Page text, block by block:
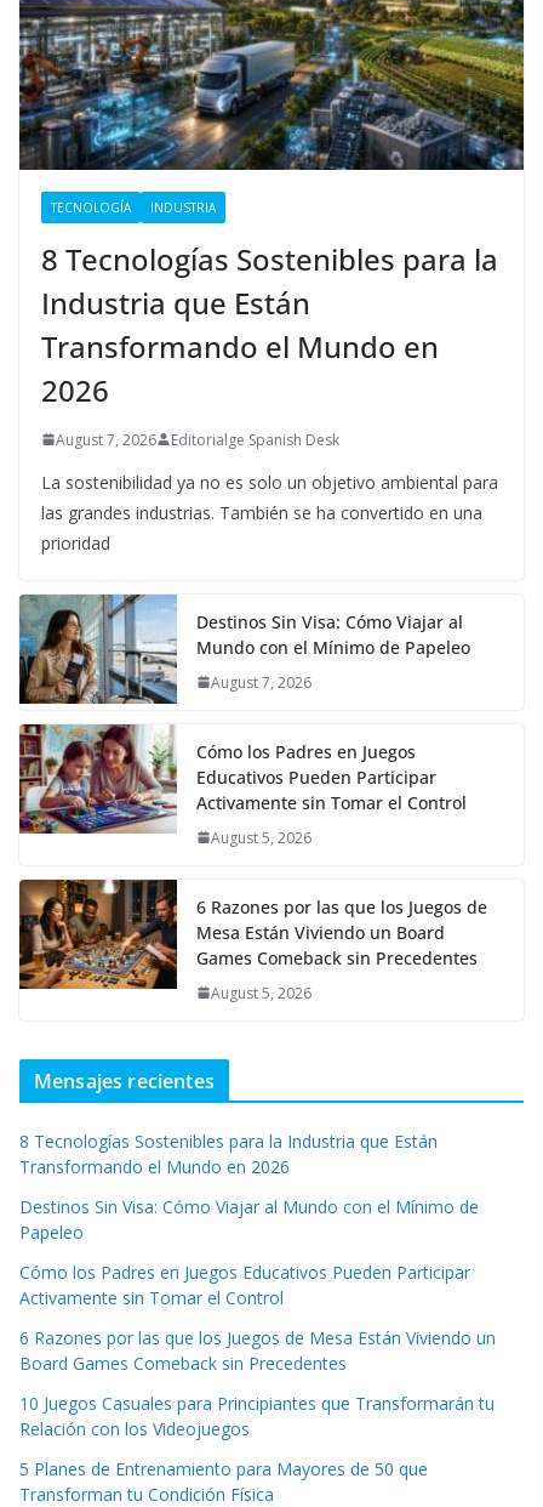
TECNOLOGÍA INDUSTRIA
8 Tecnologías Sostenibles para la
Industria que Están
Transformando el Mundo en
2026
August 7, 2026 Editorialge Spanish Desk
La sostenibilidad ya no es solo un objetivo ambiental para
las grandes industrias. También se ha convertido en una
prioridad
Destinos Sin Visa: Cómo Viajar al
Mundo con el Mínimo de Papeleo
August 7, 2026
Cómo los Padres en Juegos
Educativos Pueden Participar
Activamente sin Tomar el Control
August 5, 2026
6 Razones por las que los Juegos de
Mesa Están Viviendo un Board
Games Comeback sin Precedentes
August 5, 2026
Mensajes recientes
8 Tecnologías Sostenibles para la Industria que Están
Transformando el Mundo en 2026
Destinos Sin Visa: Cómo Viajar al Mundo con el Mínimo de
Papeleo
Cómo los Padres en Juegos Educativos Pueden Participar
Activamente sin Tomar el Control
6 Razones por las que los Juegos de Mesa Están Viviendo un
Board Games Comeback sin Precedentes
10 Juegos Casuales para Principiantes que Transformarán tu
Relación con los Videojuegos
5 Planes de Entrenamiento para Mayores de 50 que
Transforman tu Condición Física